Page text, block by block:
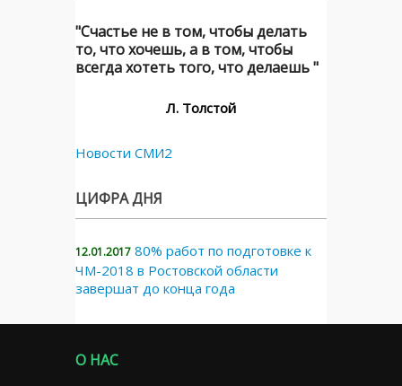
"Счастье не в том, чтобы делать
то, что хочешь, а в том, чтобы
всегда хотеть того, что делаешь "
Л. Толстой
Новости СМИ2
ЦИФРА ДНЯ
12.01.2017 80% работ по подготовке к
ЧМ-2018 в Ростовской области
завершат до конца года
О НАС